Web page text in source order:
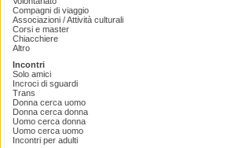
Compagni di viaggio
Associazioni / Attività culturali
Corsi e master
Chiacchiere
Altro
Incontri
Solo amici
Incroci di sguardi
Trans
Donna cerca uomo
Donna cerca donna
Uomo cerca donna
Uomo cerca uomo
Incontri per adulti